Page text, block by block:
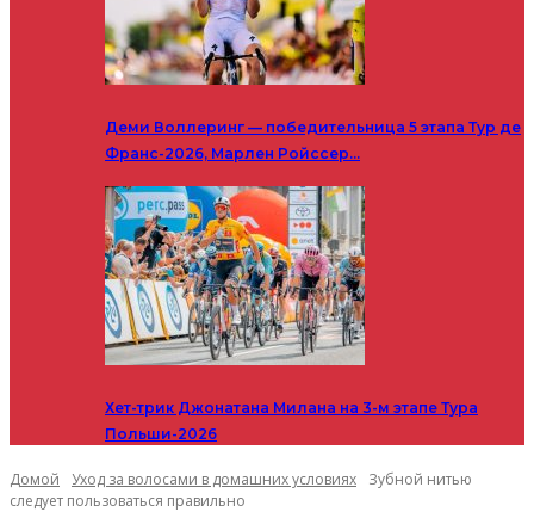
Деми Воллеринг — победительница 5 этапа Тур де
Франс-2026, Марлен Ройссер…
Хет-трик Джонатана Милана на 3-м этапе Тура
Польши-2026
Домой Уход за волосами в домашних условиях
Зубной нитью
следует пользоваться правильно